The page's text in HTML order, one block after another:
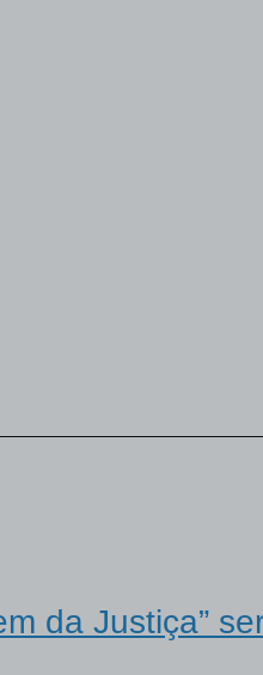
da Justiça”